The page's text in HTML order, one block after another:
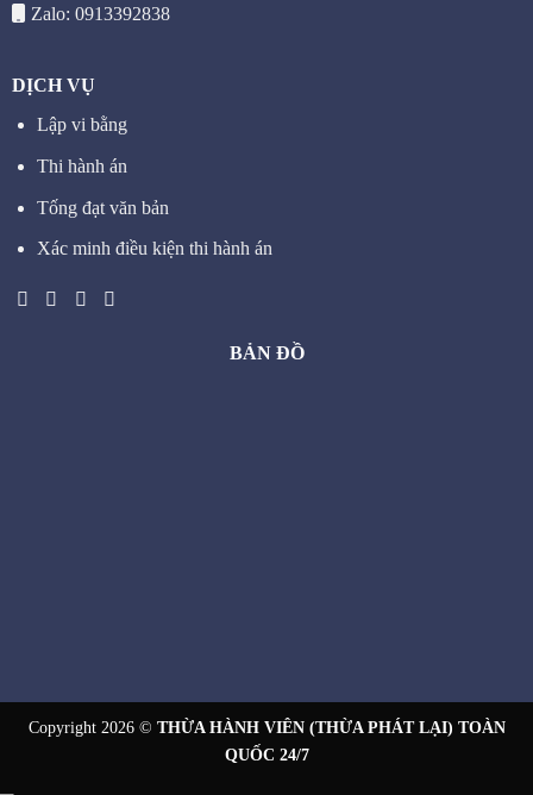
Zalo: 0913392838
DỊCH VỤ
Lập vi bằng
Thi hành án
Tống đạt văn bản
Xác minh điều kiện thi hành án
BẢN ĐỒ
Copyright 2026 © THỪA HÀNH VIÊN (THỪA PHÁT LẠI) TOÀN
QUỐC 24/7